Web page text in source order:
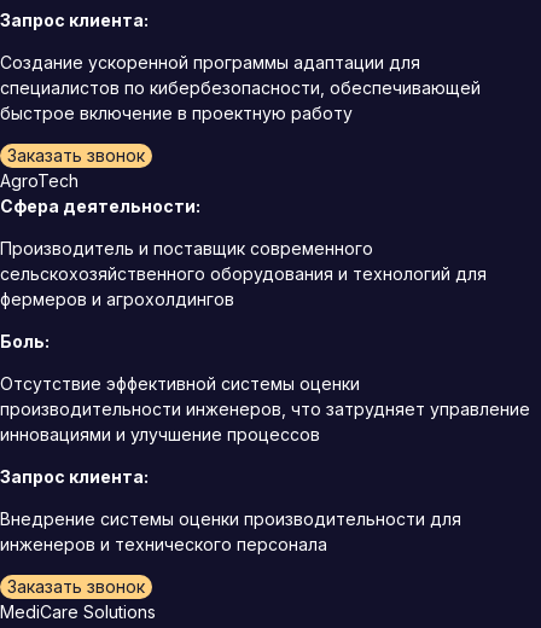
Запрос клиента:
Создание ускоренной программы адаптации для
специалистов по кибербезопасности, обеспечивающей
быстрое включение в проектную работу
Заказать звонок
AgroTech
Сфера деятельности:
Производитель и поставщик современного
сельскохозяйственного оборудования и технологий для
фермеров и агрохолдингов
Боль:
Отсутствие эффективной системы оценки
производительности инженеров, что затрудняет управление
инновациями и улучшение процессов
Запрос клиента:
Внедрение системы оценки производительности для
инженеров и технического персонала
Заказать звонок
MediCare Solutions